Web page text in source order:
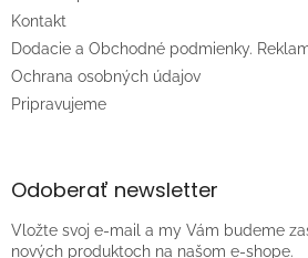
Kontakt
Dodacie a Obchodné podmienky.
Ochrana osobných údajov
Pripravujeme
Odoberať newsletter
Vložte svoj e-mail a my Vám budeme
nových produktoch na našom e-shope.